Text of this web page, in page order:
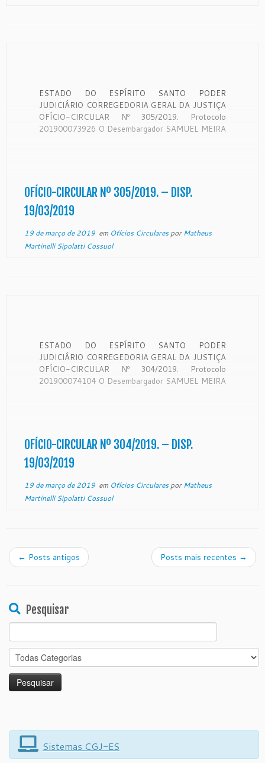
ESTADO DO ESPÍRITO SANTO PODER
JUDICIÁRIO CORREGEDORIA GERAL DA JUSTIÇA
OFÍCIO-CIRCULAR Nº 305/2019. Protocolo
201900073926 O Desembargador SAMUEL MEIRA
fiscalização, disciplina e orientação administrativa,
com circunscrição em […]
OFÍCIO-CIRCULAR Nº 305/2019. – DISP.
19/03/2019
19 de março de 2019em Ofícios CircularesporMatheus
Martinelli Sipolatti Cossuol
ESTADO DO ESPÍRITO SANTO PODER
JUDICIÁRIO CORREGEDORIA GERAL DA JUSTIÇA
OFÍCIO-CIRCULAR Nº 304/2019. Protocolo
201900074104 O Desembargador SAMUEL MEIRA
fiscalização, disciplina e orientação administrativa,
com circunscrição em […]
OFÍCIO-CIRCULAR Nº 304/2019. – DISP.
19/03/2019
19 de março de 2019em Ofícios CircularesporMatheus
Martinelli Sipolatti Cossuol
← Posts antigos Posts mais recentes →
Pesquisar
for:
Sistemas CGJ-ES